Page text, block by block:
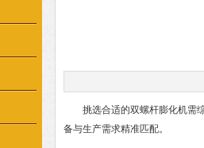
挑选合适的双螺杆膨化机‌需综
备与生产需求精准匹配。